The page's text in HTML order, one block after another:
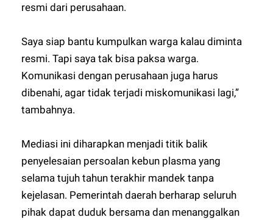
resmi dari perusahaan.
Saya siap bantu kumpulkan warga kalau diminta
resmi. Tapi saya tak bisa paksa warga.
Komunikasi dengan perusahaan juga harus
dibenahi, agar tidak terjadi miskomunikasi lagi,”
tambahnya.
Mediasi ini diharapkan menjadi titik balik
penyelesaian persoalan kebun plasma yang
selama tujuh tahun terakhir mandek tanpa
kejelasan. Pemerintah daerah berharap seluruh
pihak dapat duduk bersama dan menanggalkan